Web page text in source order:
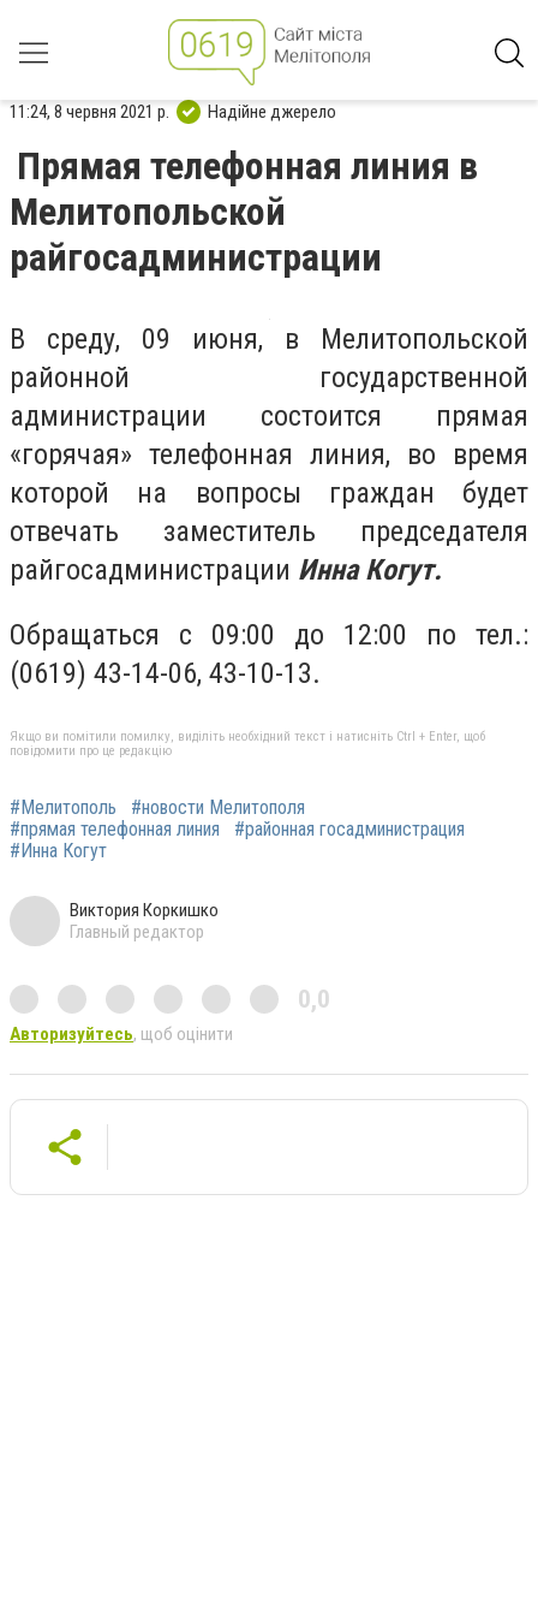
11:24, 8 червня 2021 р. Надійне джерело
Прямая телефонная линия в
Мелитопольской
райгосадминистрации
В среду, 09 июня, в Мелитопольской
районной государственной
администрации состоится прямая
«горячая» телефонная линия, во время
которой на вопросы граждан будет
отвечать заместитель председателя
райгосадминистрации Инна Когут.
Обращаться с 09:00 до 12:00 по тел.:
(0619) 43-14-06, 43-10-13.
Якщо ви помітили помилку, виділіть необхідний текст і натисніть Ctrl + Enter, щоб
повідомити про це редакцію
#Мелитополь
#новости Мелитополя
#прямая телефонная линия
#районная госадминистрация
#Инна Когут
Виктория Коркишко
Главный редактор
0,0
Авторизуйтесь, щоб оцінити